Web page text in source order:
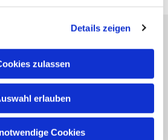
Details zeigen
zulassen
erlauben
Cookies
Teltow-Fläming